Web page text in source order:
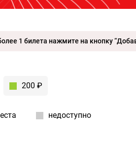
1 билета нажмите на кнопку
200 ₽
недоступно